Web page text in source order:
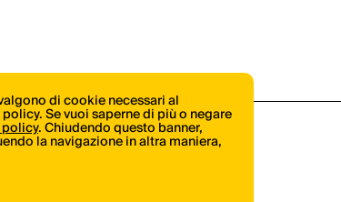
di cookie necessari al
Se vuoi saperne di più o negare
. Chiudendo questo banner,
la navigazione in altra maniera,